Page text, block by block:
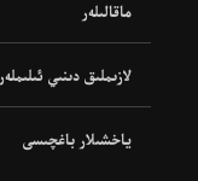
ماقالىلەر
لازىملىق دىنىي ئىلىملەر
ياخشىلار باغچىسى